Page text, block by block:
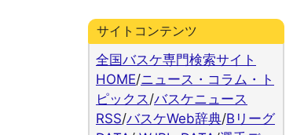
サイトコンテンツ
全国バスケ専門検索サイト
HOME/ニュース・コラム・ト
ピックス /バスケニュース
RSS/バスケWeb辞典/Bリーグ